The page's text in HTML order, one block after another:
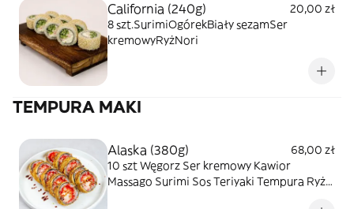
California (240g)
20,00 zł
8 szt.SurimiOgórekBiały sezamSer
kremowyRyżNori
TEMPURA MAKI
Alaska (380g)
68,00 zł
10 szt Węgorz Ser kremowy Kawior
Massago Surimi Sos Teriyaki Tempura Ryż